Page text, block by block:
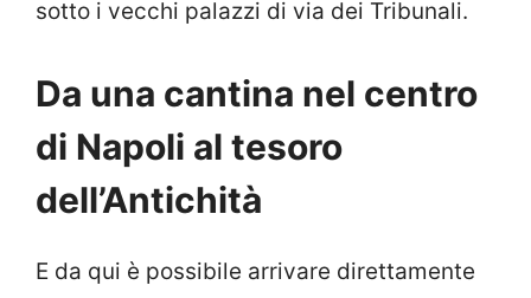
sotto i vecchi palazzi di via dei Tribunali.
Da una cantina nel centro
di Napoli al tesoro
dell’Antichità
E da qui è possibile arrivare direttamente